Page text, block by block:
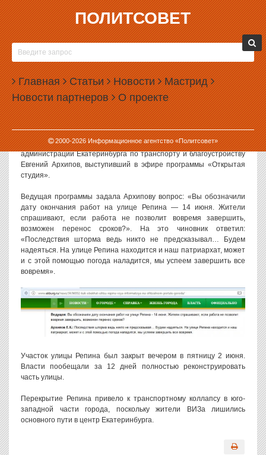
ПОЛИТСОВЕТ
Главная Статьи Новости Мастрид
Новости партнеров О проекте
2000-2026Информационное агентство «Политсовет»
06.06.2017, 15:24
ВЛАСТИ ЕКАТЕРИНБУРГА НАДЕЮТСЯ НА
БОЖЕСТВЕННУЮ ПОМОЩЬ В РЕМОНТЕ
УЛИЦЫ РЕПИНА
Власти Екатеринбурга надеются на божественную помощь,
чтобы закончить ремонт улицы Репина в срок. Сорвать их планы
может погода.
С таким заявлением выступил накануне заместитель главы
администрации Екатеринбурга по транспорту и благоустройству
Евгений Архипов, выступивший в эфире программы «Открытая
студия».
Ведущая программы задала Архипову вопрос: «Вы обозначили
дату окончания работ на улице Репина — 14 июня. Жители
спрашивают, если работа не позволит вовремя завершить,
возможен перенос сроков?». На это чиновник ответил:
«Последствия шторма ведь никто не предсказывал… Будем
надеяться. На улице Репина находится и наш патриархат, может
и с этой помощью погода наладится, мы успеем завершить все
вовремя».
Участок улицы Репина был закрыт вечером в пятницу 2 июня.
Власти пообещали за 12 дней полностью реконструировать
часть улицы.
Перекрытие Репина привело к транспортному коллапсу в юго-
западной части города, поскольку жители ВИЗа лишились
основного пути в центр Екатеринбурга.